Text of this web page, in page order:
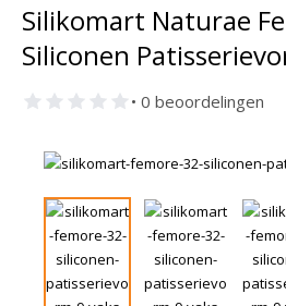
Silikomart Naturae
Siliconen
• 0 beoordelingen